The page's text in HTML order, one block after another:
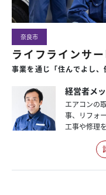
奈良市
ライフラインサ
事業を通じ「住んでよし
経営者メ
エアコンの
事、リフォ
工事や修理